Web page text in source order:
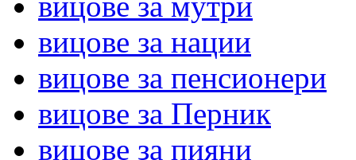
вицове за нации
вицове за пенсионери
вицове за Перник
вицове за пияни